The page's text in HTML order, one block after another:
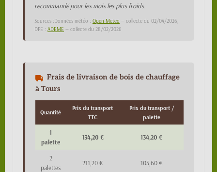
recommandé pour les mois les plus froids.
Sources :Données météo : Open-Meteo — collecte du 02/04/2026,
DPE : ADEME — collecte du 28/02/2026
Frais de livraison de bois de chauffage
à Tours
Quantité
Prix du transport
TTC
Prix du transport /
palette
1
palette
134,20 € 134,20 €
2
palettes
211,20 € 105,60 €